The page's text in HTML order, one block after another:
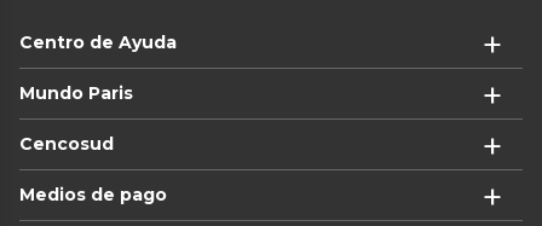
Centro de Ayuda
Mundo Paris
Cencosud
Medios de pago